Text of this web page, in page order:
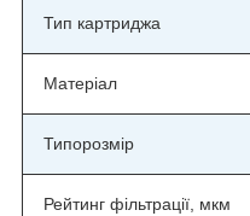
Тип картриджа
Матеріал
Типорозмір
Рейтинг фільтрації, мкм